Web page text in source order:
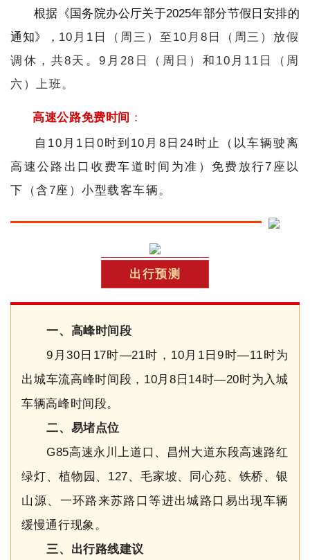
根据《国务院办公厅关于2025年部分节假日安排的
通知》， 10月1日（周三）至10月8日（周三）放假
调休，共8天。9月28日（周日）和10月11日（周
六）上班。
高速公路免费时间 ：
自10月1日0时到10月8日24时止（以车辆驶离
高速公路出口收费车道时间为准）免费放行7座以
下（含7座）小型载客车辆。
出行预测
一、高峰时间段
9月30日17时—21时，10月1日9时—11时为
出城车流高峰时间段，10月8日14时—20时为入城
车辆高峰时间段。
二、易堵点位
G85高速永川上道口、昌州大道东段高速路红
绿灯、植物园、127、毛家坡、同心苑、铁桥、银
山源、一环路来苏路口等进出城路口易出现车辆
缓慢通行现象。
三、出行路线建议